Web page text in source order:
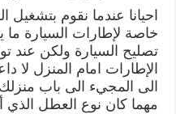
احيانا عندما نقوم
خاصة لإطارات السيارة
تصليح السيارة ولكن عند
الإطارات امام المنزل لا
الى المجيء الى باب
مهما كان نوع العطل الذي